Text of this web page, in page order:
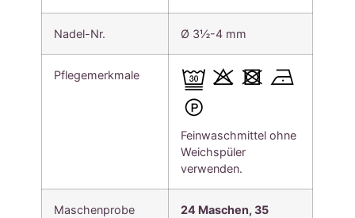
Nadel-Nr. Ø 3½-4 mm
Pflegemerkmale
Feinwaschmittel ohne
Weichspüler
verwenden.
Maschenprobe
24 Maschen, 35